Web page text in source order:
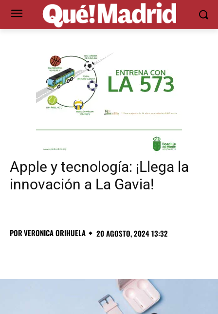
Apple y tecnología: ¡Llega la
innovación a La Gavia!
PORVERONICA ORIHUELA 20 AGOSTO, 2024 13:32